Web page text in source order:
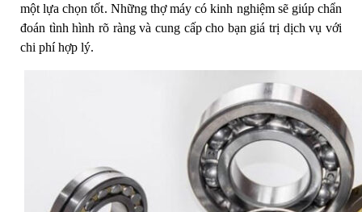
một lựa chọn tốt. Những thợ máy có kinh nghiệm sẽ giúp chẩn
đoán tình hình rõ ràng và cung cấp cho bạn giá trị dịch vụ với
chi phí hợp lý.